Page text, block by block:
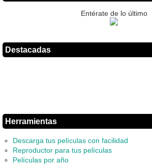
Entérate de lo último
Destacadas
Herramientas
Descarga tus películas con facilidad
Reproductor para tus películas
Películas por año